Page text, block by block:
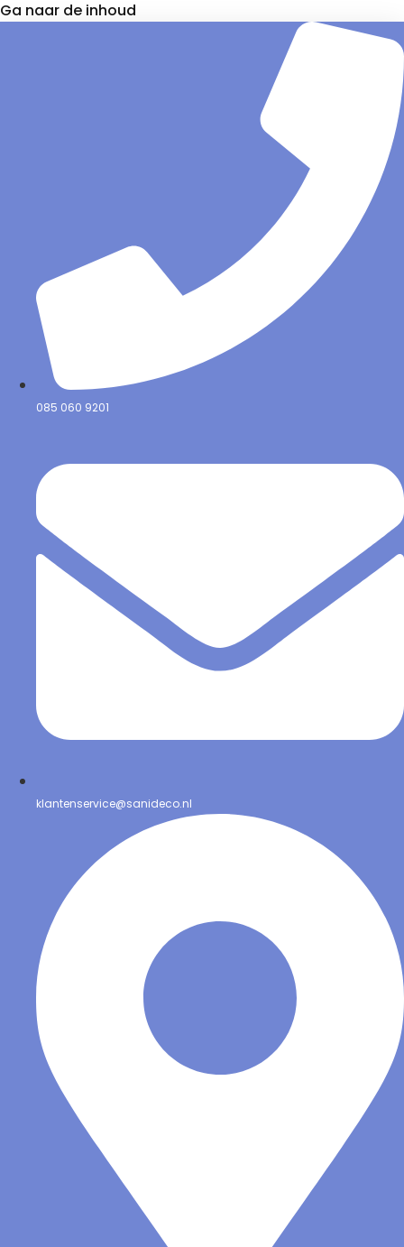
Ga naar de inhoud
085 060 9201
klantenservice@sanideco.nl